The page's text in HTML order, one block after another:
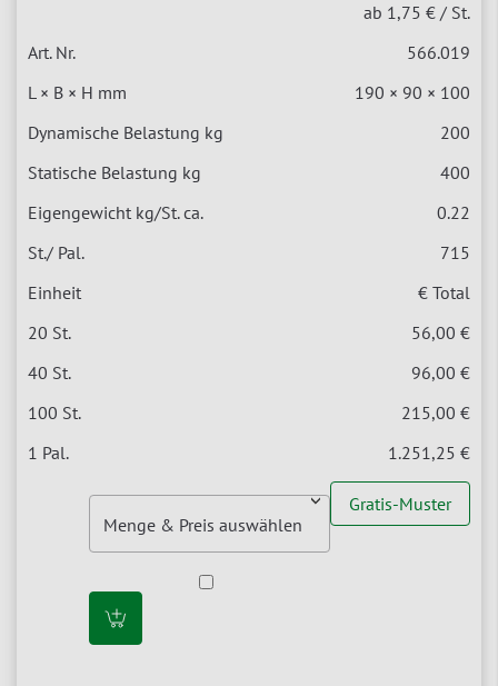
ab 1,75 € / St.
566.019
190 × 90 × 100
200
400
0.22
715
€ Total
56,00 €
96,00 €
215,00 €
1.251,25 €
Gratis-Muster